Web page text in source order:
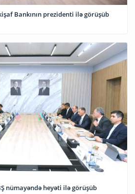
Bankının prezidenti ilə görüşüb
nümayəndə heyəti ilə görüşüb